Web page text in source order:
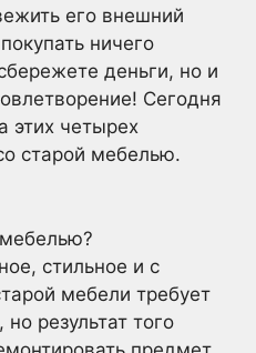
его внешний
ничего
деньги, но и
Сегодня
этих четырех
старой мебелью.
стильное и с
мебели требует
результат того